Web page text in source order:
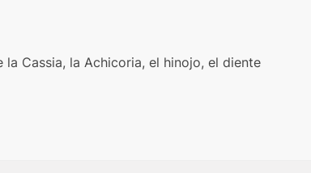
Cassia, la Achicoria, el hinojo, el diente